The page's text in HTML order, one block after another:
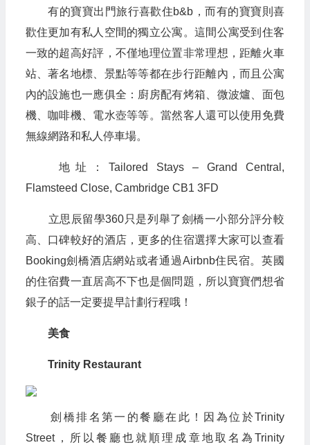
有的寶寶出門旅行喜歡住b&b，而有的寶寶則喜
歡住更加有私人空間的獨立公寓。這間公寓受到住客
一致的超高好評，不僅地理位置非常理想，距離火車
站、著名地標、景點等等都在步行距離內，而且公寓
內的設施也一應俱全：廚房配有烤箱、微波爐、面包
機、咖啡機、電水壺等等。當然客人還可以使用免費
無線網路和私人停車場。
地址：Tailored Stays – Grand Central,
Flamsteed Close, Cambridge CB1 3FD
立思辰留學360只是列舉了劍橋一小部分評分較
高、口碑較好的酒店，更多的住宿選擇大家可以查看
Booking劍橋酒店網站或者通過Airbnb住民宿。英國
的住宿費一直居高不下也是個問題，所以寶寶們想省
銀子的話一定要提早計劃行程哦！
美食
Trinity Restaurant
劍橋排名第一的餐廳在此！因為位於Trinity
Street，所以餐廳也就順理成章地取名為Trinity